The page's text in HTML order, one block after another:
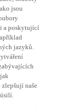
a poskytující
jazyků.
naše
úsilí.